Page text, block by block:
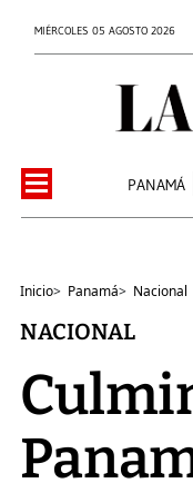
MIÉRCOLES 05 AGOSTO 2026
PANAMÁ
Inicio> Panamá> Nacional
NACIONAL